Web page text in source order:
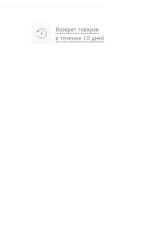
Возврат товаров
в течение 10 дней